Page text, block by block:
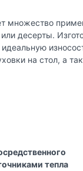
множество
десерты.
на стол, а
тепла